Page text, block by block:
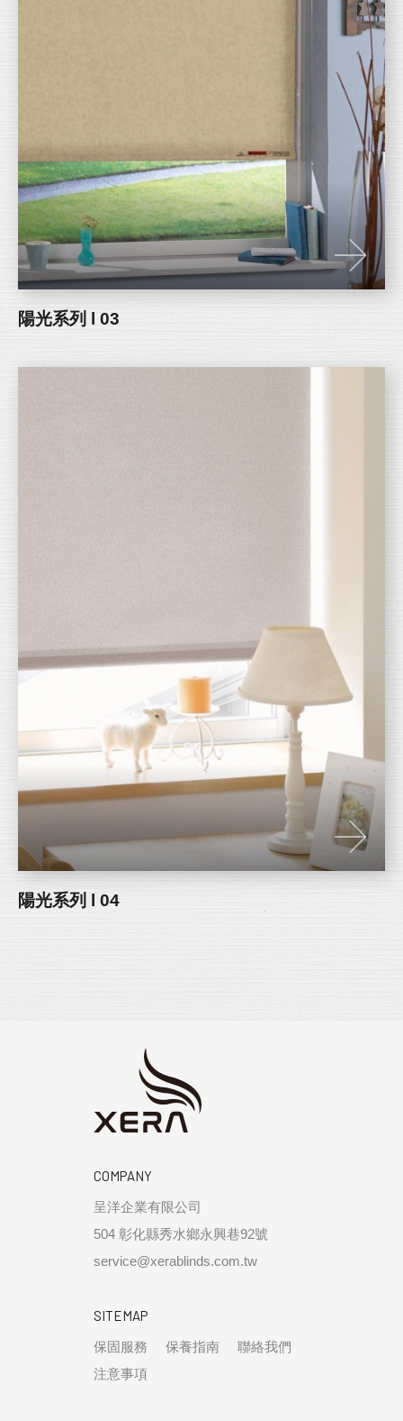
陽光系列 l 03
陽光系列 l 04
COMPANY
呈洋企業有限公司
504 彰化縣秀水鄉永興巷92號
service@xerablinds.com.tw
SITEMAP
保固服務 保養指南
聯絡我們
注意事項